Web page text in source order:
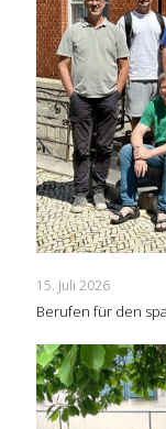
15. Juli 2026
Berufen für den